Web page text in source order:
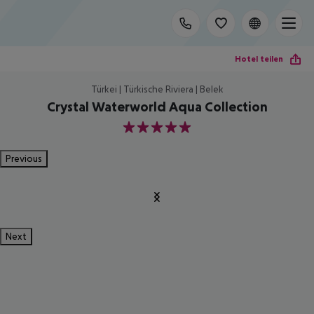
Hotel teilen
Türkei | Türkische Riviera | Belek
Crystal Waterworld Aqua Collection
5
Previous
Next